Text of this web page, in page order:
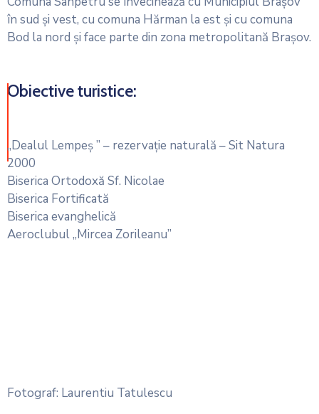
în sud şi vest, cu comuna Hărman la est şi cu comuna
Bod la nord şi face parte din zona metropolitană Braşov.
Obiective turistice:
„Dealul Lempeş ” – rezervaţie naturală – Sit Natura
2000
Biserica Ortodoxă Sf. Nicolae
Biserica Fortificată
Biserica evanghelică
Aeroclubul „Mircea Zorileanu”
Fotograf: Laurentiu Tatulescu